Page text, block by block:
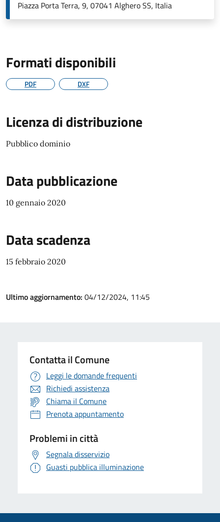
Piazza Porta Terra, 9, 07041 Alghero SS, Italia
Formati disponibili
PDF DXF
Licenza di distribuzione
Pubblico dominio
Data pubblicazione
10 gennaio 2020
Data scadenza
15 febbraio 2020
Ultimo aggiornamento: 04/12/2024, 11:45
Contatta il Comune
Leggi le domande frequenti
Richiedi assistenza
Chiama il Comune
Prenota appuntamento
Problemi in città
Segnala disservizio
Guasti pubblica illuminazione